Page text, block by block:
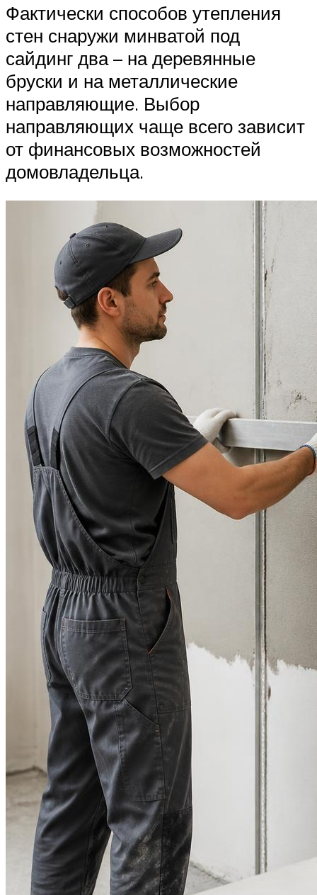
Фактически способов утепления
стен снаружи минватой под
сайдинг два – на деревянные
бруски и на металлические
направляющие. Выбор
направляющих чаще всего зависит
от финансовых возможностей
домовладельца.